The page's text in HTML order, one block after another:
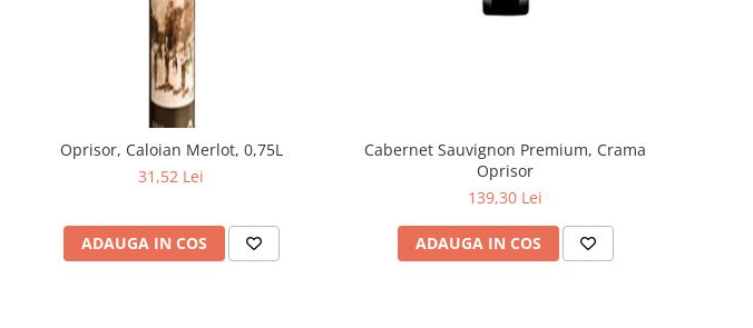
Oprisor, Caloian Merlot, 0,75L
31,52 Lei
ADAUGA IN COS
Cabernet Sauvignon Premium, Crama
Oprisor
139,30 Lei
ADAUGA IN COS